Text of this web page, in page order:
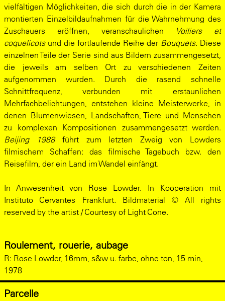
vielfältigen Möglichkeiten, die sich durch die in der Kamera
montierten Einzelbildaufnahmen für die Wahrnehmung des
Zuschauers eröffnen, veranschaulichen
Voiliers et
coquelicotsund die fortlaufende Reihe der Bouquets. Diese
einzelnen Teile der Serie sind aus Bildern zusammengesetzt,
die jeweils am selben Ort zu verschiedenen Zeiten
aufgenommen wurden. Durch die rasend schnelle
Schnittfrequenz, verbunden mit erstaunlichen
Mehrfachbelichtungen, entstehen kleine Meisterwerke, in
denen Blumenwiesen, Landschaften, Tiere und Menschen
zu komplexen Kompositionen zusammengesetzt werden.
Beijing 1988führt zum letzten Zweig von Lowders
filmischem Schaffen: das filmische Tagebuch bzw. den
Reisefilm, der ein Land im Wandel einfängt.
In Anwesenheit von Rose Lowder. In Kooperation mit
Instituto Cervantes Frankfurt. Bildmaterial © All rights
reserved by the artist / Courtesy of Light Cone.
Roulement, rouerie, aubage
R: Rose Lowder, 16mm, s&w u. farbe, ohne ton, 15 min,
1978
Parcelle